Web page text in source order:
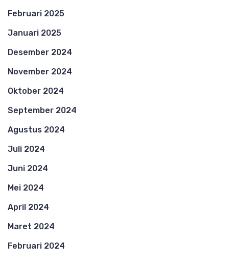
Februari 2025
Januari 2025
Desember 2024
November 2024
Oktober 2024
September 2024
Agustus 2024
Juli 2024
Juni 2024
Mei 2024
April 2024
Maret 2024
Februari 2024